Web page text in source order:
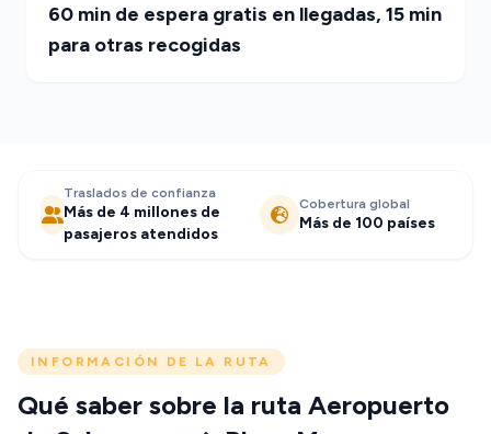
60 min de espera gratis en llegadas, 15 min
para otras recogidas
Traslados de confianza
Más de 4 millones de
pasajeros atendidos
Cobertura global
Más de 100 países
INFORMACIÓN DE LA RUTA
Qué saber sobre la ruta Aeropuerto